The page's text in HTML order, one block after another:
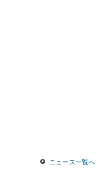
ニュース一覧へ